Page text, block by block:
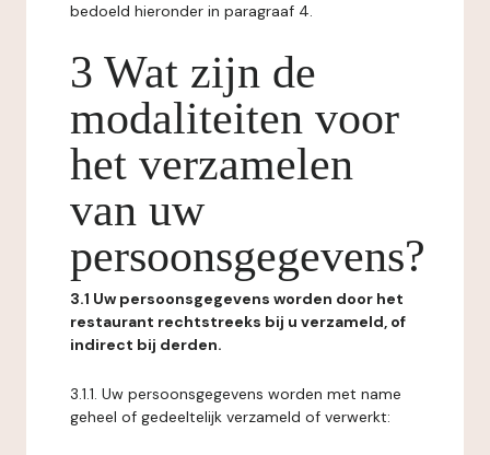
bedoeld hieronder in paragraaf 4.
3 Wat zijn de
modaliteiten voor
het verzamelen
van uw
persoonsgegevens?
3.1 Uw persoonsgegevens worden door het
restaurant rechtstreeks bij u verzameld, of
indirect bij derden.
3.1.1. Uw persoonsgegevens worden met name
geheel of gedeeltelijk verzameld of verwerkt: